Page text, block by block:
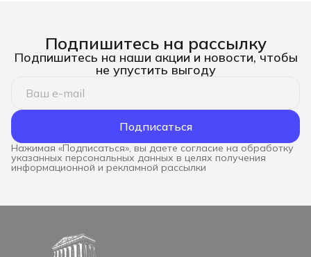
Подпишитесь на рассылку
Подпишитесь на наши акции и новости, чтобы
не упустить выгоду
Подписаться
Нажимая «Подписаться», вы даете согласие на обработку
указанных персональных данных в целях получения
информационной и рекламной рассылки